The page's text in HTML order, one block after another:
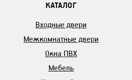
КАТАЛОГ
Входные двери
Межкомнатные двери
Окна ПВХ
Мебель